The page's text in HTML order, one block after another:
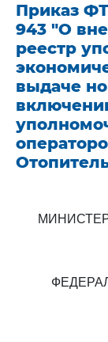
Приказ
943 "О
реестр
выдаче